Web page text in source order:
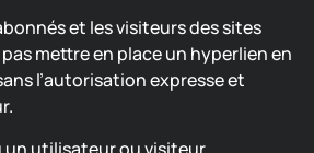
et les visiteurs des sites
mettre en place un hyperlien en
l’autorisation expresse et